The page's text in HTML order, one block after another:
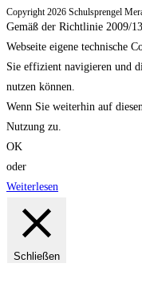
Copyright 2026 Schulsprengel
Gemäß der Richtlinie 2009/
Webseite eigene technische
Sie effizient navigieren und
nutzen können.
Wenn Sie weiterhin auf
Nutzung zu.
OK
oder
Weiterlesen
Schließen